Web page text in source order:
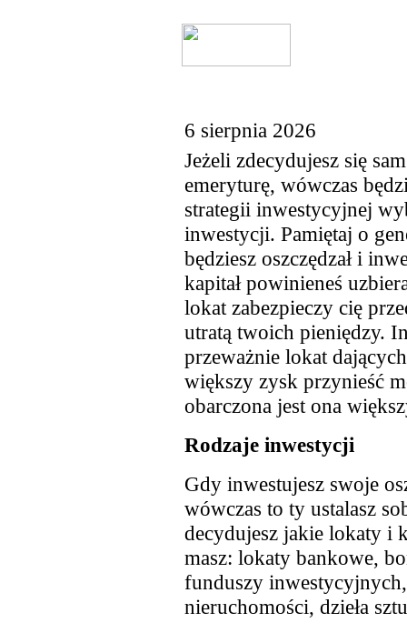
6 sierpnia 2026
Jeżeli zdecydujesz się
emeryturę, wówczas
strategii inwestycyjnej
inwestycji. Pamiętaj o
będziesz oszczędzał i
kapitał powinieneś
lokat zabezpieczy cię
utratą twoich pieniędzy.
przeważnie lokat
większy zysk przynieść
obarczona jest ona
Rodzaje inwestycji
Gdy inwestujesz swoje
wówczas to ty ustalasz
decydujesz jakie lokaty i
masz: lokaty bankowe,
funduszy
nieruchomości, dzieła